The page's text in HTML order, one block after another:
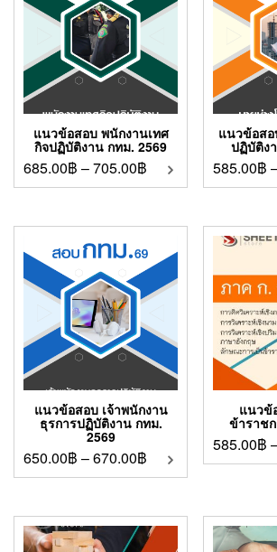
แนวข้อสอบ พนักงานเทศ
กิจปฏิบัติงาน กทม. 2569
685.00฿ –705.00฿
แนวข้อสอ
ปฏิบัติง
585.00฿
แนวข้อสอบ เจ้าพนักงาน
ธุรการปฏิบัติงาน กทม.
2569
650.00฿ –670.00฿
แนวข้
ข้าราช
585.00฿